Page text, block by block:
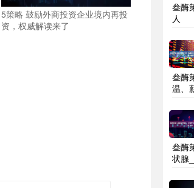
5策略 鼓励外商投资企业境内再投
资，权威解读来了
叁酶
人
叁酶
温、
叁酶
状腺